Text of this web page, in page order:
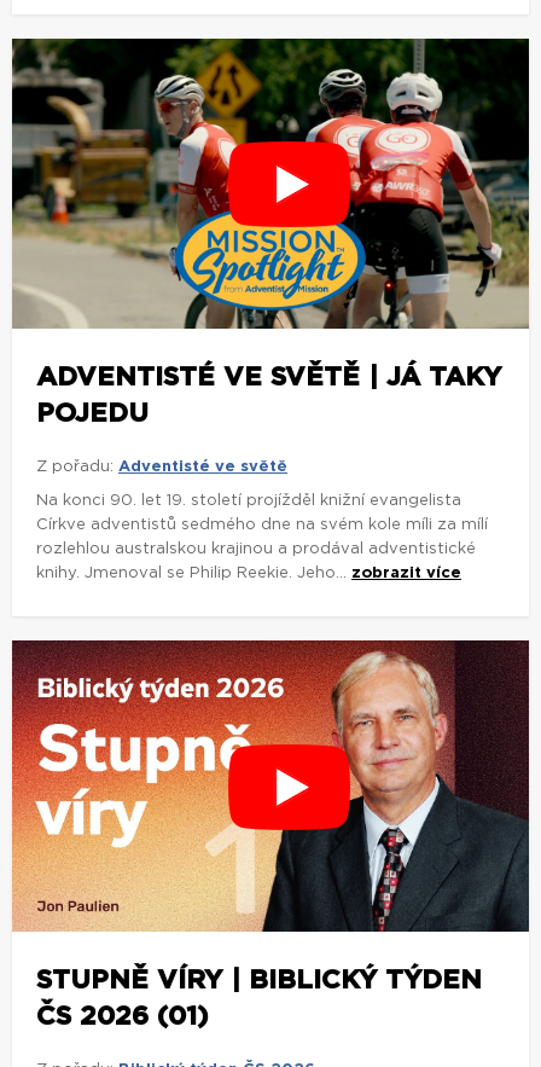
ADVENTISTÉ VE SVĚTĚ | JÁ TAKY
POJEDU
Z pořadu: Adventisté ve světě
Na konci 90. let 19. století projížděl knižní evangelista
Církve adventistů sedmého dne na svém kole míli za mílí
rozlehlou australskou krajinou a prodával adventistické
knihy. Jmenoval se Philip Reekie. Jeho... zobrazit více
STUPNĚ VÍRY | BIBLICKÝ TÝDEN
ČS 2026 (01)